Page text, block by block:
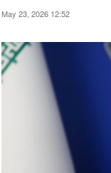
May 23, 2026 12:52